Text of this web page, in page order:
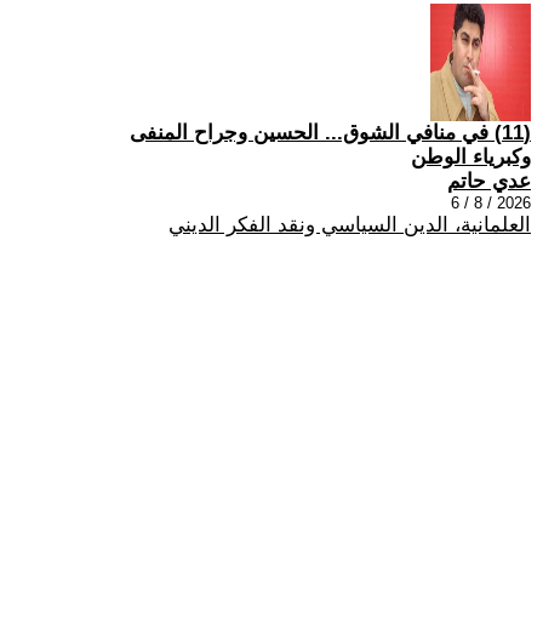
(11) في منافي الشوق... الحسين وجراح المنفى
وكبرياء الوطن
عدي حاتم
2026 / 8 / 6
العلمانية، الدين السياسي ونقد الفكر الديني